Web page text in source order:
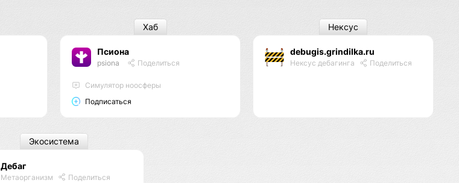
Псиона
psiona Поделиться
Cимулятор ноосферы
Подписаться
Хаб
debugis.grindilka.ru
Нексус дебагинга Поделиться
Нексус
Дебаг
Метаорганизм Поделиться
Экосистема